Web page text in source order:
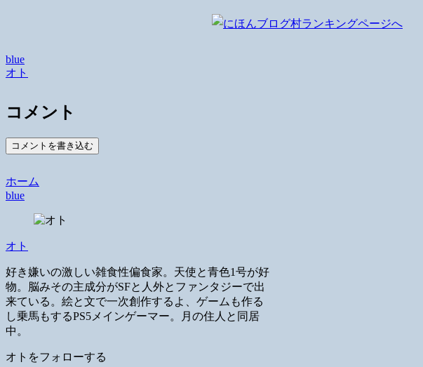
blue
オト
コメント
コメントを書き込む
ホーム
blue
オト
好き嫌いの激しい雑食性偏食家。天使と青色1号が好
物。脳みその主成分がSFと人外とファンタジーで出
来ている。絵と文で一次創作するよ、ゲームも作る
し乗馬もするPS5メインゲーマー。月の住人と同居
中。
オトをフォローする